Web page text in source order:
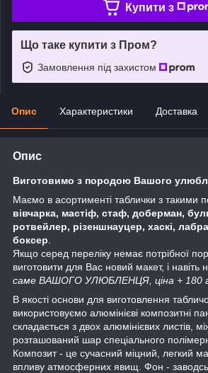
Купити з
Що таке купити з Пром?
Замовлення під захистом
Опис Характеристики Доставка
Опис
Виготовимо з породою Вашого
Маємо в асортименті таблички з такими
вівчарка, мастіф, стаф, доберман,
ротвейлер, різеншнауцер, хаскі,
боксер
Якщо серед переліку немає потрібної
виготовити для Вас новий макет, і навіть
саме ВАШОГО УЛЮБЛЕНЦЯ, ціна + 180
В якості основи для виготовлення
використовуємо алюмінієві композитні
складається з двох алюмінієвих листів,
розташований шар спеціального
Композит - це сучасний міцний, легкий
впливу атмосферних явищ. Фон -